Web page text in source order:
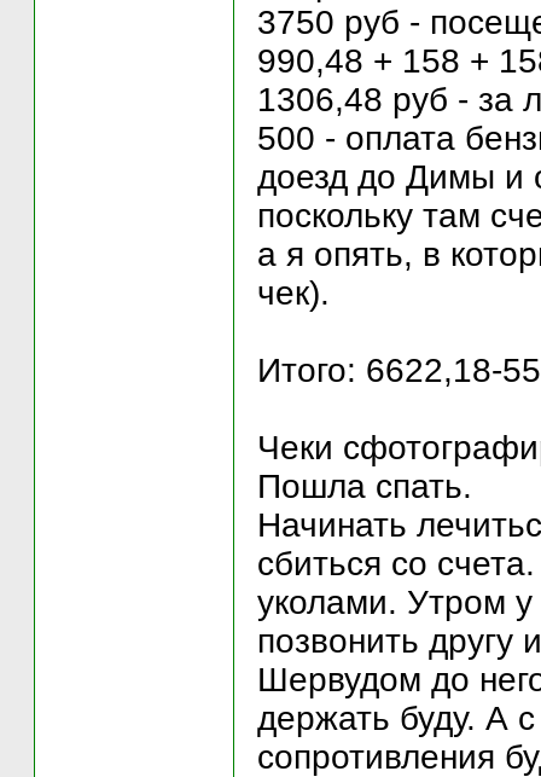
3750 руб -
990,48 + 158 +
1306,48 руб - за
500 - оплата
доезд до Димы и
поскольку там
а я опять, в
чек).
Итого: 6622,18-
Чеки
Пошла спать.
Начинать
сбиться со
уколами. Утром
позвонить другу
Шервудом до
держать буду. А
сопротивления